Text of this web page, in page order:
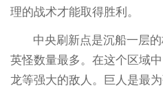
理的战术才能取得胜利。
中央刷新点是沉船一层
英怪数量最多。在这个区域
龙等强大的敌人。巨人是最